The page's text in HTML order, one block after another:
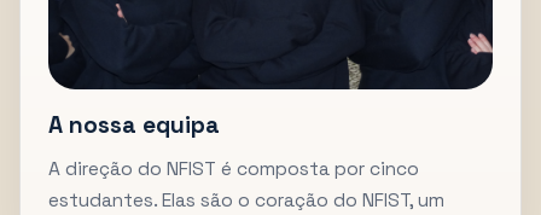
A nossa equipa
A direção do NFIST é composta por cinco
estudantes. Elas são o coração do NFIST, um